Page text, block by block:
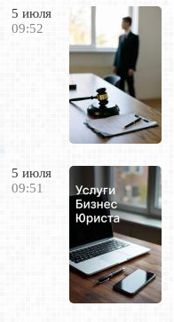
5 июля
09:52
5 июля
09:51